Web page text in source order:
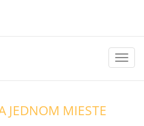
JEDNOM MIESTE